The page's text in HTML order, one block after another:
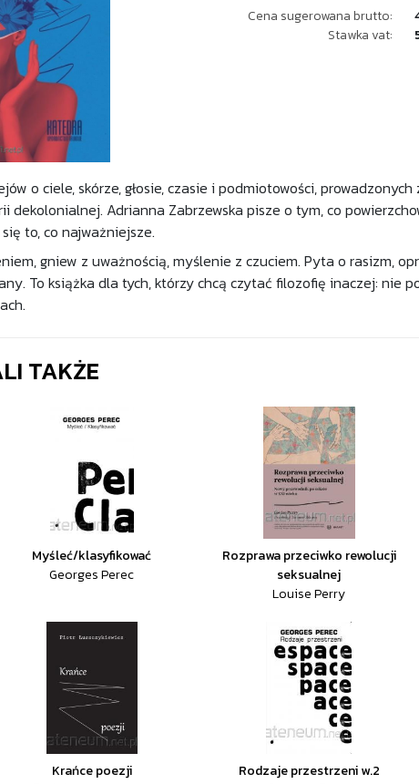
Cena sugerowana brutto:
Stawka vat:
o ciele, skórze, głosie, czasie i podmiotowości,
dekolonialnej. Adrianna Zabrzewska pisze o tym, co
to, co najważniejsze.
gniew z uważnością, myślenie z czuciem. Pyta o rasizm,
To książka dla tych, którzy chcą czytać filozofię inaczej: nie
TAKŻE
Myśleć/klasyfikować
Georges Perec
Rozprawa przeciwko rewolucji
seksualnej
Louise Perry
Krańce poezji
Rodzaje przestrzeni w.2